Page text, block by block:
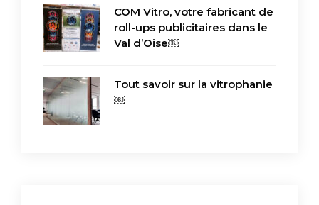
COM Vitro, votre fabricant de
roll-ups publicitaires dans le
Val d’Oise￼
Tout savoir sur la vitrophanie
￼